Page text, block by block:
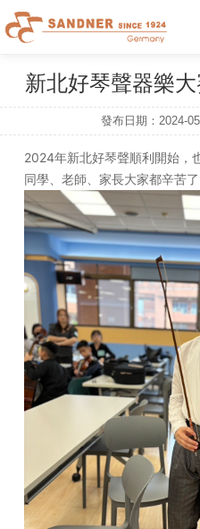
新北好琴聲器樂
發布日期：2024-
2024年新北好琴聲順利開始，
同學、老師、家長大家都辛苦了